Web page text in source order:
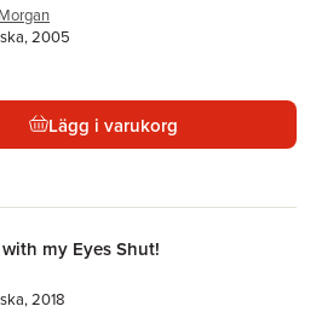
2005
Lägg i varukorg
my Eyes Shut!
2018